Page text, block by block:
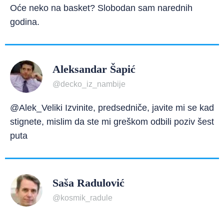
Oće neko na basket? Slobodan sam narednih
godina.
Aleksandar Šapić
@decko_iz_nambije
@Alek_Veliki Izvinite, predsedniče, javite mi se kad
stignete, mislim da ste mi greškom odbili poziv šest
puta
Saša Radulović
@kosmik_radule